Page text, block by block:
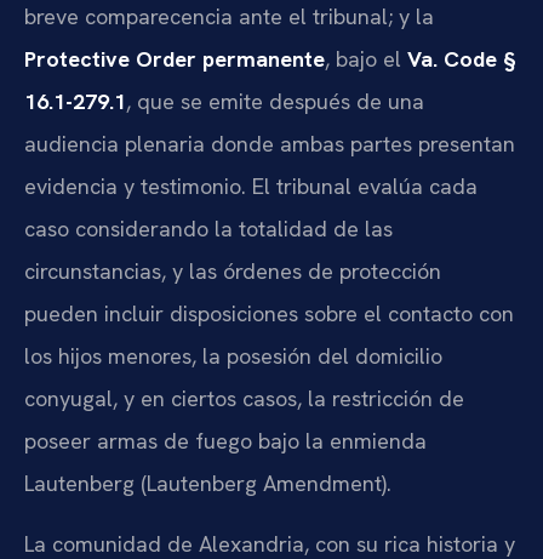
breve comparecencia ante el tribunal; y la
Protective Order permanente, bajo el Va. Code §
16.1-279.1, que se emite después de una
audiencia plenaria donde ambas partes presentan
evidencia y testimonio. El tribunal evalúa cada
caso considerando la totalidad de las
circunstancias, y las órdenes de protección
pueden incluir disposiciones sobre el contacto con
los hijos menores, la posesión del domicilio
conyugal, y en ciertos casos, la restricción de
poseer armas de fuego bajo la enmienda
Lautenberg (Lautenberg Amendment).
La comunidad de Alexandria, con su rica historia y